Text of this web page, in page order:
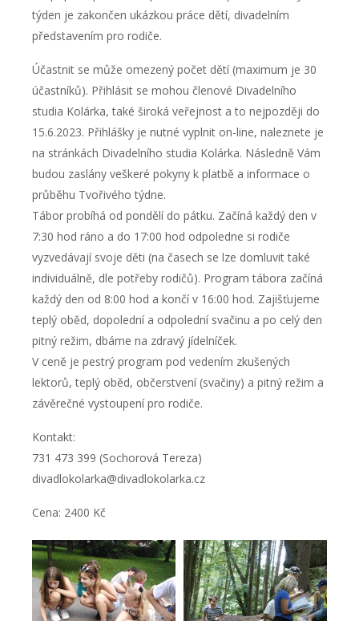
týden je zakončen ukázkou práce dětí, divadelním
představením pro rodiče.
Účastnit se může omezený počet dětí (maximum je 30
účastníků). Přihlásit se mohou členové Divadelního
studia Kolárka, také široká veřejnost a to nejpozději do
15.6.2023. Přihlášky je nutné vyplnit on-line, naleznete je
na stránkách Divadelního studia Kolárka. Následně Vám
budou zaslány veškeré pokyny k platbě a informace o
průběhu Tvořivého týdne.
Tábor probíhá od pondělí do pátku. Začíná každý den v
7:30 hod ráno a do 17:00 hod odpoledne si rodiče
vyzvedávají svoje děti (na časech se lze domluvit také
individuálně, dle potřeby rodičů). Program tábora začíná
každý den od 8:00 hod a končí v 16:00 hod. Zajišťujeme
teplý oběd, dopolední a odpolední svačinu a po celý den
pitný režim, dbáme na zdravý jídelníček.
V ceně je pestrý program pod vedením zkušených
lektorů, teplý oběd, občerstvení (svačiny) a pitný režim a
závěrečné vystoupení pro rodiče.
Kontakt:
731 473 399 (Sochorová Tereza)
divadlokolarka@divadlokolarka.cz
Cena: 2400 Kč